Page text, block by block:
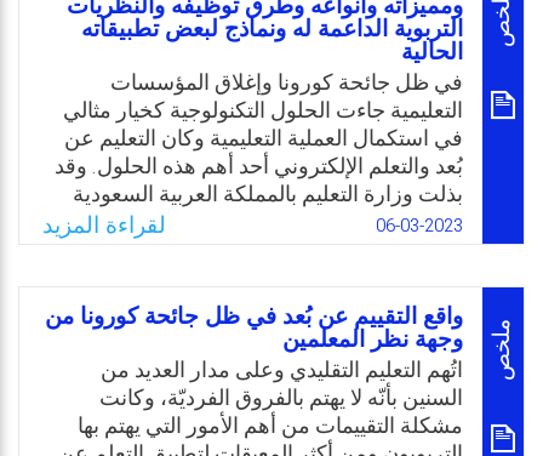
المدارس الحكومية الأردنية نحو استخدام
تطبيقات الهاتف الذكي في (التعلم عن بُعد)
وخاصة بَعد جائحة (COVID-19).
WhatsApp
Facebook
Twitter
Email
ملخص التربوية الداعمة له ونماذج لبعض تطبيقاته
الحالية
في ظل جائحة كورونا وإغلاق المؤسسات
التعليمية جاءت الحلول التكنولوجية كخيار مثالي
في استكمال العملية التعليمية وكان التعليم عن
بُعد والتعلم الإلكتروني أحد أهم هذه الحلول. وقد
بذلت وزارة التعليم بالمملكة العربية السعودية
جهودًا واضحة لدعم التعليم عن بعُد والتعلم
الإلكتروني خلال الجائحة ومازالت، وكانت لها
تجربة ناجحة، وأصبحت مثلاً يحتذى به في مواجهه
التحديات والتعامل مع الظروف الطارئة والعمل
على إعداد المجتمع للتعامل مع أدوات التكنولوجيا
الحديثة ونشر الوعي المجتمعي بأهمية ودور هذا
النوع من التعليم لضمان الاستفادة المثلى منه.
06-03-2023 لقراءة المزيد
ملخص
واقع التقييم عن بُعد في ظل جائحة كورونا من
وجهة نظر المعلمين
اتُهم التعليم التقليدي وعلى مدار العديد من
السنين بأنّه لا يهتم بالفروق الفرديّة، وكانت
مشكلة التقييمات من أهم الأمور التي يهتم بها